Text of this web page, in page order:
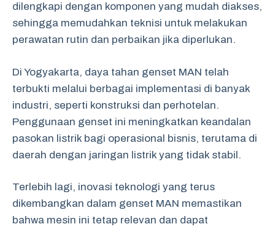
dilengkapi dengan komponen yang mudah diakses,
sehingga memudahkan teknisi untuk melakukan
perawatan rutin dan perbaikan jika diperlukan.
Di Yogyakarta, daya tahan genset MAN telah
terbukti melalui berbagai implementasi di banyak
industri, seperti konstruksi dan perhotelan.
Penggunaan genset ini meningkatkan keandalan
pasokan listrik bagi operasional bisnis, terutama di
daerah dengan jaringan listrik yang tidak stabil.
Terlebih lagi, inovasi teknologi yang terus
dikembangkan dalam genset MAN memastikan
bahwa mesin ini tetap relevan dan dapat